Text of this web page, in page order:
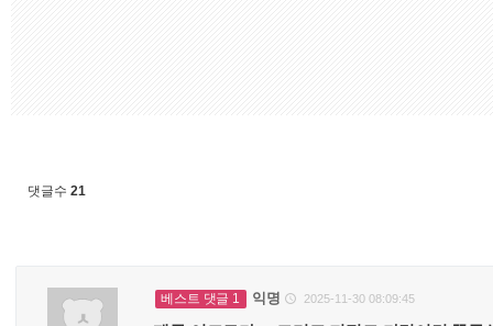
댓글수 21
베스트 댓글 1 익명  2025-11-30 08:09:45